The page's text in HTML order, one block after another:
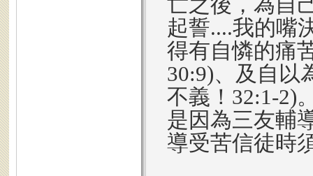
起誓....我的嘴
得有自憐的痛
30:9)、及自以
不義！32:1-2)
是因為三友輔
導受苦信徒時